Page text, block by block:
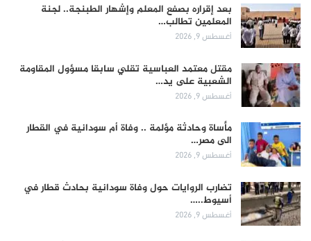
بعد إقراره بصفع المعلم وإشهار الطبنجة.. لجنة
المعلمين تطالب…
أغسطس 9, 2026
مقتل معتمد العباسية تقلي سابقا مسؤول المقاومة
الشعبية على يد…
أغسطس 9, 2026
مأساة وحادثة مؤلمة .. وفاة أم سودانية في القطار
الى مصر…
أغسطس 9, 2026
تضارب الروايات حول وفاة سودانية بحادث قطار في
أسيوط..…
أغسطس 9, 2026